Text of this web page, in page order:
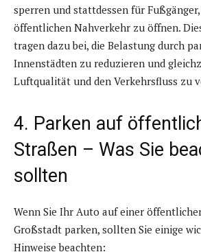
sperren und stattdessen für
öffentlichen Nahverkehr zu öffnen.
tragen dazu bei, die Belastung durch
Innenstädten zu reduzieren und
Luftqualität und den Verkehrsfluss zu
4. Parken auf
Straßen – Was Sie
sollten
Wenn Sie Ihr Auto auf einer
Großstadt parken, sollten Sie einige
Hinweise beachten: